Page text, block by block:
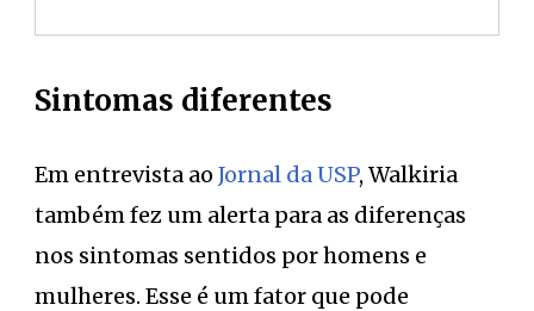
Sintomas diferentes
Em entrevista ao Jornal da USP, Walkiria
também fez um alerta para as diferenças
nos sintomas sentidos por homens e
mulheres. Esse é um fator que pode